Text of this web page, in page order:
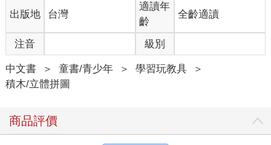
出版地 台灣
適讀年
齡
全齡適讀
注音 級別
中文書 ＞ 童書/青少年 ＞ 學習玩教具
＞
積木/立體拼圖
商品評價